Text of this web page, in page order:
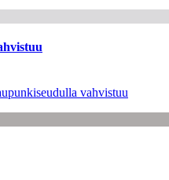
vahvistuu